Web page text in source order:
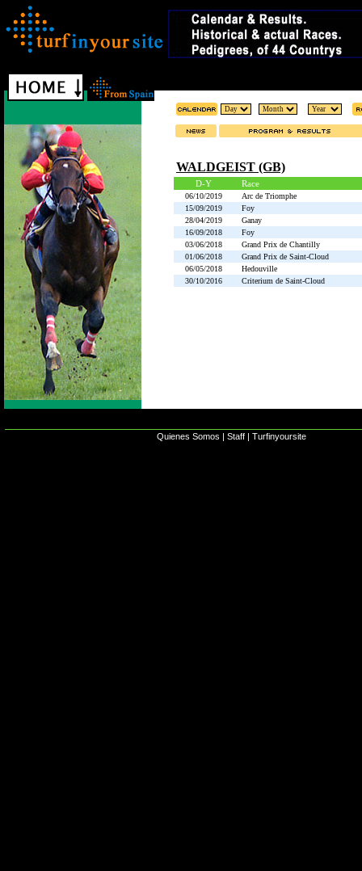
WALDGEIST (GB)
D-Y Race
06/10/2019
Arc de Triomphe
15/09/2019
Foy
28/04/2019
Ganay
16/09/2018
Foy
03/06/2018
Grand Prix de Chantilly
01/06/2018
Grand Prix de Saint-Cloud
06/05/2018
Hedouville
30/10/2016
Criterium de Saint-Cloud
Quienes Somos | Staff | Turfinyoursite